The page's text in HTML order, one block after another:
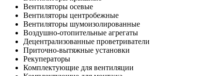
Вентиляторы осевые
Вентиляторы центробежные
Вентиляторы шумоизолированные
Воздушно-отопительные агрегаты
Децентрализованные проветриватели
Приточно-вытяжные установки
Рекуператоры
Комплектующие для вентиляции